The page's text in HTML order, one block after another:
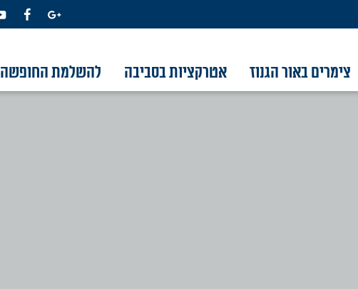
צימרים באור הגנוז אטרקציות בסביבה להשלמת החופשה